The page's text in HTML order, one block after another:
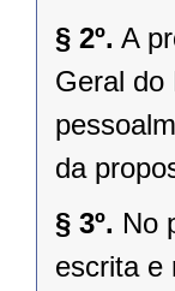
§ 2º. A
Geral do
da
§ 3º. No
escrita e